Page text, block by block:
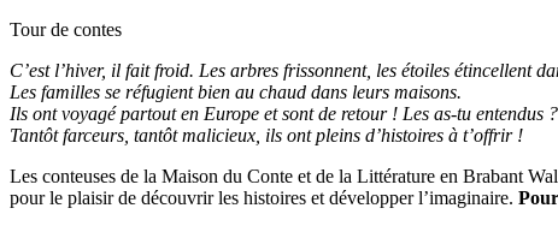
Tour de contes
C’est l’hiver, il fait froid. Les arbres frissonnent, les étoiles étincellent
Les familles se réfugient bien au chaud dans leurs maisons.
Ils ont voyagé partout en Europe et sont de retour ! Les as-tu entendus
Tantôt farceurs, tantôt malicieux, ils ont pleins d’histoires à t’offrir !
Les conteuses de la Maison du Conte et de la Littérature en Brabant
pour le plaisir de découvrir les histoires et développer l’imaginaire.